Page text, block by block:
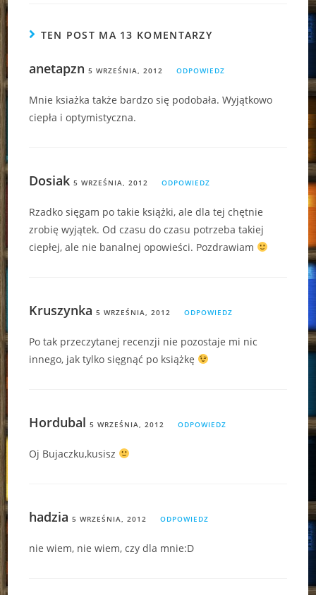
TEN POST MA 13 KOMENTARZY
anetapzn 5 WRZEŚNIA, 2012 ODPOWIEDZ
Mnie ksiażka także bardzo się podobała. Wyjątkowo
ciepła i optymistyczna.
Dosiak 5 WRZEŚNIA, 2012 ODPOWIEDZ
Rzadko sięgam po takie książki, ale dla tej chętnie
zrobię wyjątek. Od czasu do czasu potrzeba takiej
ciepłej, ale nie banalnej opowieści. Pozdrawiam
Kruszynka 5 WRZEŚNIA, 2012 ODPOWIEDZ
Po tak przeczytanej recenzji nie pozostaje mi nic
innego, jak tylko sięgnąć po książkę
Hordubal 5 WRZEŚNIA, 2012 ODPOWIEDZ
Oj Bujaczku,kusisz
hadzia 5 WRZEŚNIA, 2012 ODPOWIEDZ
nie wiem, nie wiem, czy dla mnie:D